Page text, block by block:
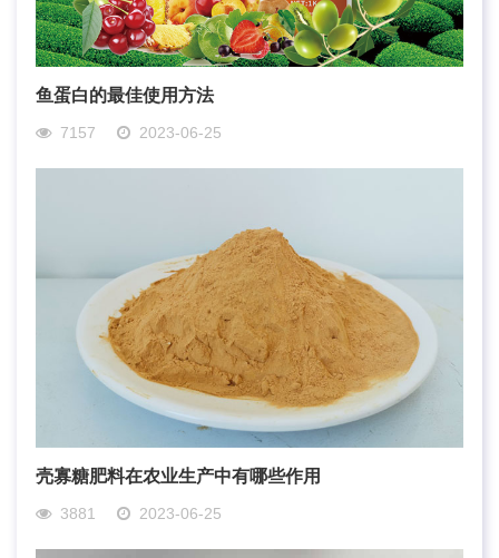
鱼蛋白的最佳使用方法
7157 2023-06-25
壳寡糖肥料在农业生产中有哪些作用
3881 2023-06-25